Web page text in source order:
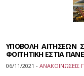
ΥΠΟΒΟΛΗ ΑΙΤΗΣΕΩΝ
ΦΟΙΤΗΤΙΚΗ ΕΣΤΙΑ
06/11/2021 - ΑΝΑΚΟΙΝΩΣΕΙΣ